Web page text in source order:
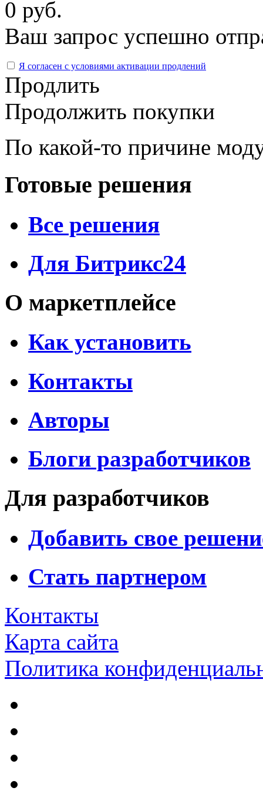
0 руб.
Ваш запрос успешно
Я согласен с условиями активации продлений
Продлить
Продолжить покупки
По какой-то причине
Готовые решения
Все решения
Для Битрикс24
О маркетплейсе
Как установить
Контакты
Авторы
Блоги разработчиков
Для разработчиков
Добавить свое
Стать партнером
Контакты
Карта сайта
Политика